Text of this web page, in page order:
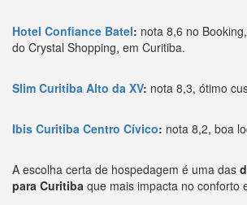
Hotel Confiance Batel: nota 8,6 no
do Crystal Shopping, em Curitiba.
Slim Curitiba Alto da XV: nota 8,3, ótimo
Ibis Curitiba Centro Cívico: nota 8,2, boa
A escolha certa de hospedagem é uma das
para Curitiba que mais impacta no conforto